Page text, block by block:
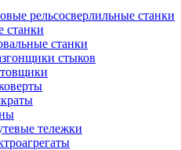
рельсосверлильные станки
станки
станки
стыков
тележки